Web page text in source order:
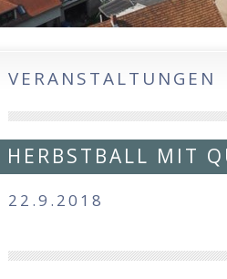
VERANSTALTUNGEN
HERBSTBALL MIT
22.9.2018